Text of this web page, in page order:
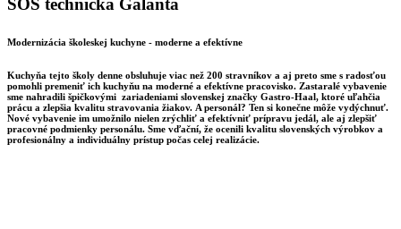
SOŠ technická Galanta
Modernizácia školeskej kuchyne - moderne a efektívne
Kuchyňa tejto školy denne obsluhuje viac než 200 stravníkov a aj preto sme s radosťou
pomohli premeniť ich kuchyňu na moderné a efektívne pracovisko. Zastaralé vybavenie
sme nahradili špičkovými zariadeniami slovenskej značky Gastro-Haal, ktoré uľahčia
prácu a zlepšia kvalitu stravovania žiakov. A personál? Ten si konečne môže vydýchnuť.
Nové vybavenie im umožnilo nielen zrýchliť a efektívniť prípravu jedál, ale aj zlepšiť
pracovné podmienky personálu. Sme vďační, že ocenili kvalitu slovenských výrobkov a
profesionálny a individuálny prístup počas celej realizácie.